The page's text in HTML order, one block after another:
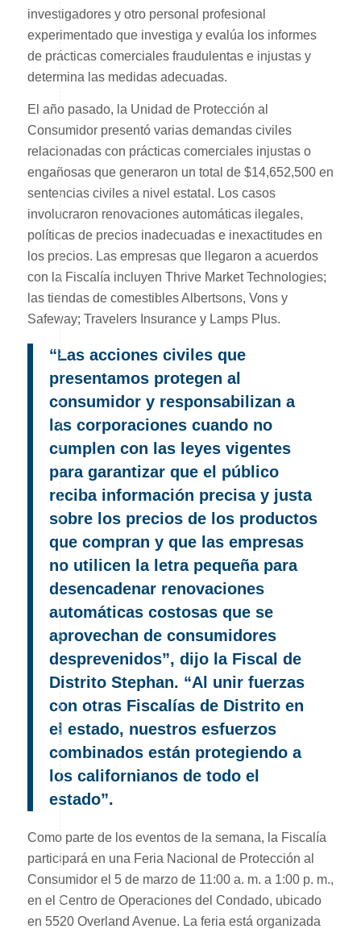
investigadores y otro personal profesional
experimentado que investiga y evalúa los informes
de prácticas comerciales fraudulentas e injustas y
determina las medidas adecuadas.
El año pasado, la Unidad de Protección al
Consumidor presentó varias demandas civiles
relacionadas con prácticas comerciales injustas o
engañosas que generaron un total de $14,652,500 en
sentencias civiles a nivel estatal. Los casos
involucraron renovaciones automáticas ilegales,
políticas de precios inadecuadas e inexactitudes en
los precios. Las empresas que llegaron a acuerdos
con la Fiscalía incluyen Thrive Market Technologies;
las tiendas de comestibles Albertsons, Vons y
Safeway; Travelers Insurance y Lamps Plus.
“Las acciones civiles que
presentamos protegen al
consumidor y responsabilizan a
las corporaciones cuando no
cumplen con las leyes vigentes
para garantizar que el público
reciba información precisa y justa
sobre los precios de los productos
que compran y que las empresas
no utilicen la letra pequeña para
desencadenar renovaciones
automáticas costosas que se
aprovechan de consumidores
desprevenidos”, dijo la Fiscal de
Distrito Stephan. “Al unir fuerzas
con otras Fiscalías de Distrito en
el estado, nuestros esfuerzos
combinados están protegiendo a
los californianos de todo el
estado”.
Como parte de los eventos de la semana, la Fiscalía
participará en una Feria Nacional de Protección al
Consumidor el 5 de marzo de 11:00 a. m. a 1:00 p. m.,
en el Centro de Operaciones del Condado, ubicado
en 5520 Overland Avenue. La feria está organizada